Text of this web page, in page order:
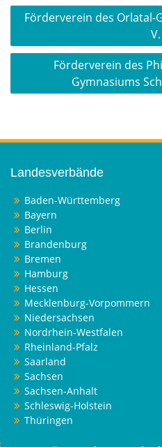
Beitragsnavigation
Förderverein des Orlatal-
V.
Förderverein des
Gymnasiums
Landesverbände
Baden-Württemberg
Bayern
Berlin
Brandenburg
Bremen
Hamburg
Hessen
Mecklenburg-Vorpommern
Niedersachsen
Nordrhein-Westfalen
Rheinland-Pfalz
Saarland
Sachsen
Sachsen-Anhalt
Schleswig-Holstein
Thüringen